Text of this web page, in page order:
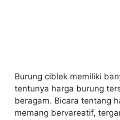
Burung ciblek memiliki
tentunya harga burung
beragam. Bicara tentang
memang bervareatif,